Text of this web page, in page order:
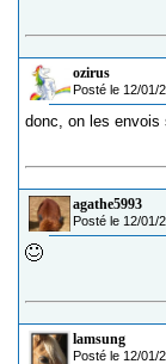
ozirus
Posté le 12/01/
donc, on les
agathe5993
Posté le 12/01/
lamsung
Posté le 12/01/